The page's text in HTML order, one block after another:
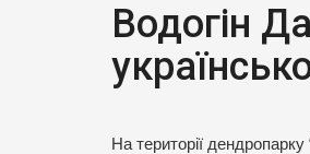
Водогін
На території